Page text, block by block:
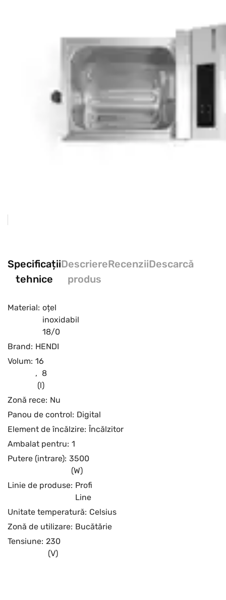
Specificații
tehnice
Descriere
produs
RecenziiDescarcă
Material: oțel
inoxidabil
18/0
Brand: HENDI
Volum: 16
, 8
(l)
Zonă rece: Nu
Panou de control: Digital
Element de încălzire: Încălzitor
Ambalat pentru: 1
Putere (intrare): 3500
(W)
Linie de produse: Profi
Line
Unitate temperatură: Celsius
Zonă de utilizare: Bucătărie
Tensiune: 230
(V)